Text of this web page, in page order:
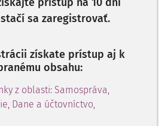
ale daňový dlžník sa o tom v
nedozvie. O uvedenom sa
ústave
poriadku
dňom
o začatí daňového
sa zaregistrovať.
získate prístup aj k
obsahu:
z oblasti: Samospráva,
Dane a účtovníctvo,